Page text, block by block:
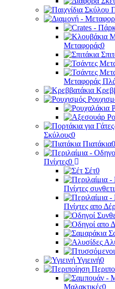
Μεταφοράς0
Μεταφοράς
Σκύλους0
Πιατάκια0
Πνίχτες0
Σέτ0
Πνίχτες
Πνίχτες απο
Υγιεινή0
Μαλακτικές0